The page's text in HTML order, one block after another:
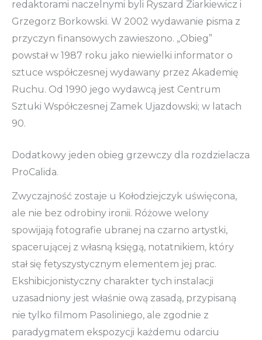
redaktorami naczelnymi byli Ryszard Ziarkiewicz i
Grzegorz Borkowski. W 2002 wydawanie pisma z
przyczyn finansowych zawieszono. „Obieg”
powstał w 1987 roku jako niewielki informator o
sztuce współczesnej wydawany przez Akademię
Ruchu. Od 1990 jego wydawcą jest Centrum
Sztuki Współczesnej Zamek Ujazdowski; w latach
90.
Dodatkowy jeden obieg grzewczy dla rozdzielacza
ProCalida.
Zwyczajność zostaje u Kołodziejczyk uświęcona,
ale nie bez odrobiny ironii. Różowe welony
spowijają fotografie ubranej na czarno artystki,
spacerującej z własną księgą, notatnikiem, który
stał się fetyszystycznym elementem jej prac.
Ekshibicjonistyczny charakter tych instalacji
uzasadniony jest właśnie ową zasadą, przypisaną
nie tylko filmom Pasoliniego, ale zgodnie z
paradygmatem ekspozycji każdemu odarciu